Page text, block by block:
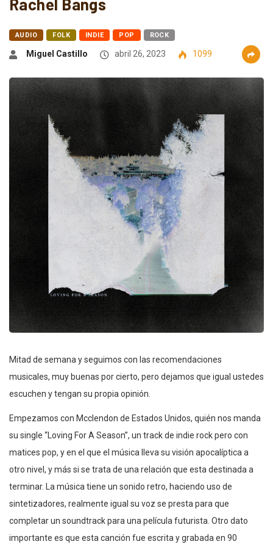
Rachel Bangs
AUDIO FOLK INDIE POP ROCK
Miguel Castillo abril 26, 2023 1099
Mitad de semana y seguimos con las recomendaciones
musicales, muy buenas por cierto, pero dejamos que igual ustedes
escuchen y tengan su propia opinión.
Empezamos con Mcclendon de Estados Unidos, quién nos manda
su single “Loving For A Season”, un track de indie rock pero con
matices pop, y en el que el música lleva su visión apocalíptica a
otro nivel, y más si se trata de una relación que esta destinada a
terminar. La música tiene un sonido retro, haciendo uso de
sintetizadores, realmente igual su voz se presta para que
completar un soundtrack para una película futurista. Otro dato
importante es que esta canción fue escrita y grabada en 90